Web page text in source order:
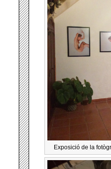
Exposició de la